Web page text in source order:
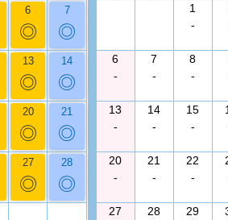
6
◎
7
◎
13
◎
14
◎
20
◎
21
◎
27
◎
28
◎
1
-
6
-
7
-
8
-
13
-
14
-
15
-
20
-
21
-
22
-
27 28 29